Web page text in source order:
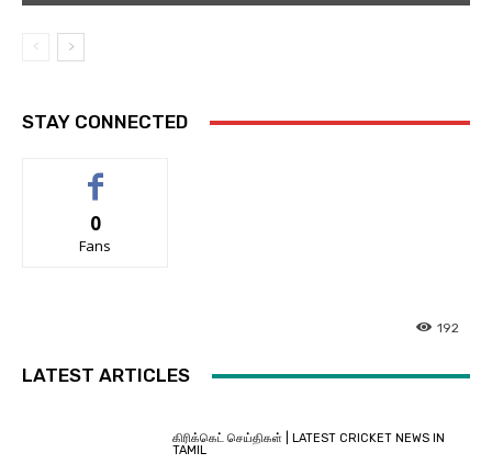
STAY CONNECTED
0
Fans
192
LATEST ARTICLES
கிரிக்கெட் செய்திகள் | LATEST CRICKET NEWS IN
TAMIL